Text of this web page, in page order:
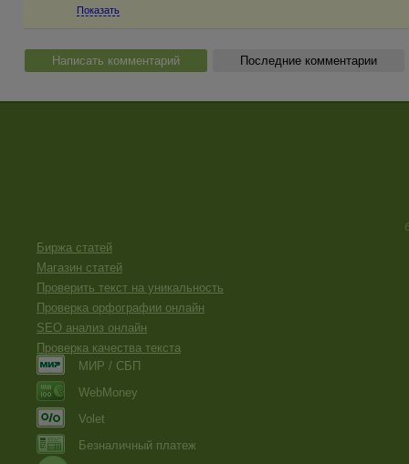
Показать
Написать комментарий Последние комментарии
Биржа статей
Магазин статей
Проверить текст на уникальность
Проверка орфографии онлайн
SEO анализ онлайн
Проверка качества текста
МИР / СБП
WebMoney
Volet
Безналичный платеж